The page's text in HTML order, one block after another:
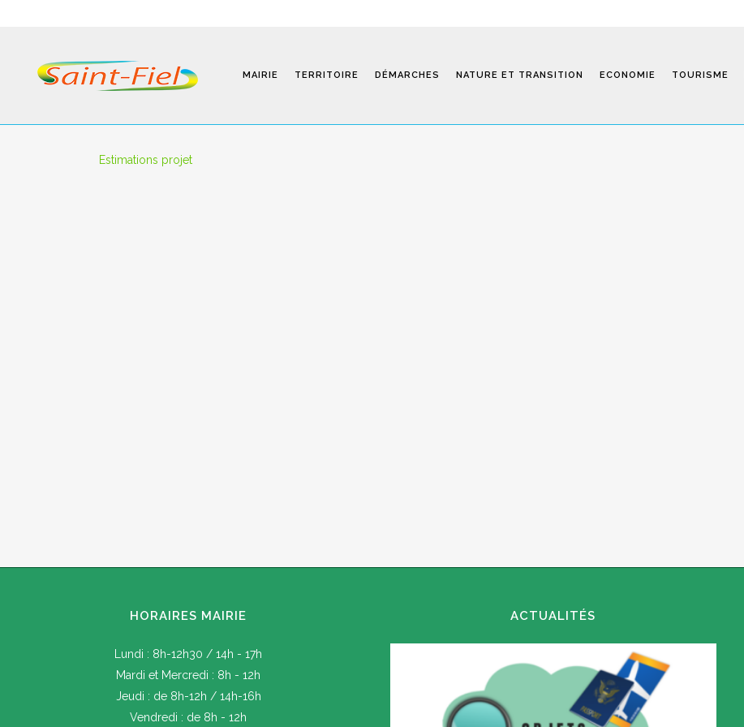
MAIRIE TERRITOIRE DÉMARCHES NATURE ET TRANSITION ECONOMIE TOURISME
Estimations projet
HORAIRES MAIRIE
Lundi : 8h-12h30 / 14h - 17h
Mardi et Mercredi : 8h - 12h
Jeudi : de 8h-12h / 14h-16h
Vendredi : de 8h - 12h
ACTUALITÉS